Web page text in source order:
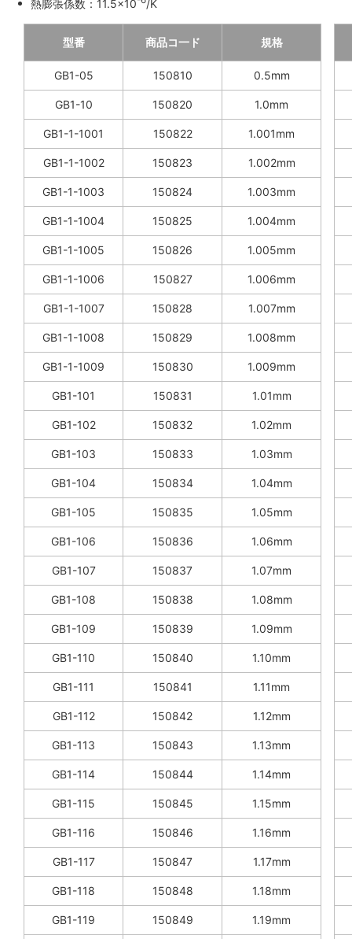
熱膨張係数：11.5×10 /K
型番 商品コ一ド 規格
GB1-05 150810 0.5mm
GB1-10 150820 1.0mm
GB1-1-1001 150822 1.001mm
GB1-1-1002 150823 1.002mm
GB1-1-1003 150824 1.003mm
GB1-1-1004 150825 1.004mm
GB1-1-1005 150826 1.005mm
GB1-1-1006 150827 1.006mm
GB1-1-1007 150828 1.007mm
GB1-1-1008 150829 1.008mm
GB1-1-1009 150830 1.009mm
GB1-101 150831 1.01mm
GB1-102 150832 1.02mm
GB1-103 150833 1.03mm
GB1-104 150834 1.04mm
GB1-105 150835 1.05mm
GB1-106 150836 1.06mm
GB1-107 150837 1.07mm
GB1-108 150838 1.08mm
GB1-109 150839 1.09mm
GB1-110 150840 1.10mm
GB1-111 150841 1.11mm
GB1-112 150842 1.12mm
GB1-113 150843 1.13mm
GB1-114 150844 1.14mm
GB1-115 150845 1.15mm
GB1-116 150846 1.16mm
GB1-117 150847 1.17mm
GB1-118 150848 1.18mm
GB1-119 150849 1.19mm